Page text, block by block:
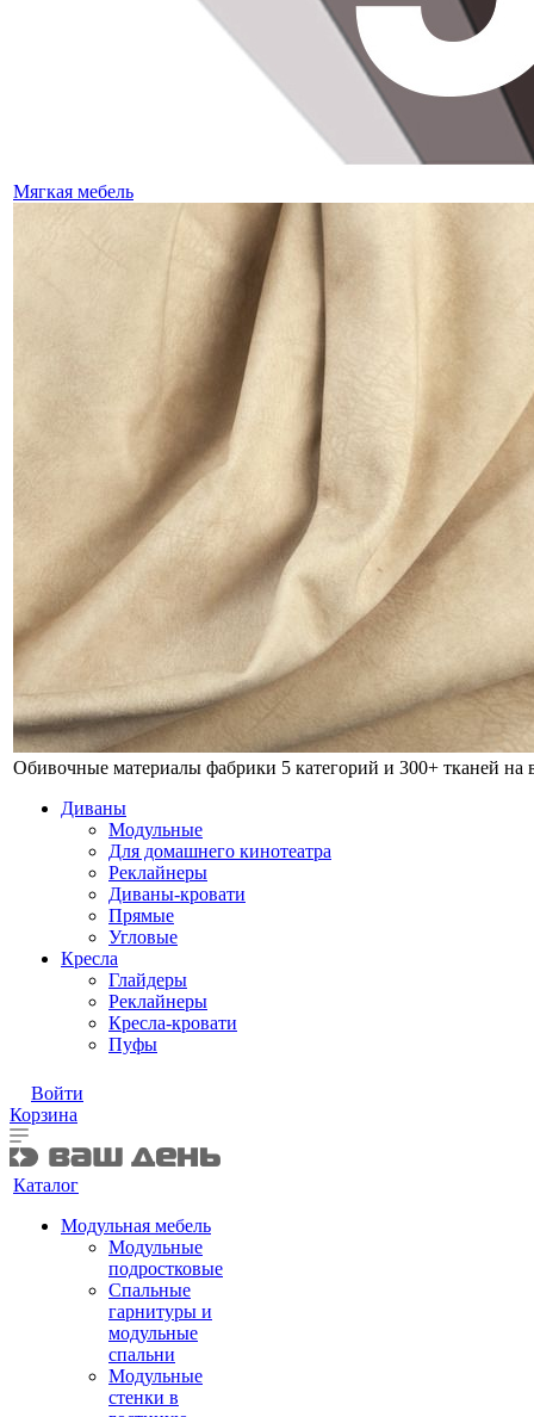
Мягкая мебель
Обивочные материалы фабрики 5 категорий и 300+ тканей на
Диваны
Модульные
Для домашнего кинотеатра
Реклайнеры
Диваны-кровати
Прямые
Угловые
Кресла
Глайдеры
Реклайнеры
Кресла-кровати
Пуфы
Войти
Корзина
Каталог
Модульная мебель
Модульные
подростковые
Спальные
гарнитуры и
модульные
спальни
Модульные
стенки в